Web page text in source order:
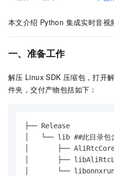
本文介绍 Python 集成实时音视
一、准备工作
解压 Linux SDK 压缩包，打开
件夹，交付产物包括如下：
├── Release
│   └── lib ##此目录包含
│       ├──
│       ├──
│       └──